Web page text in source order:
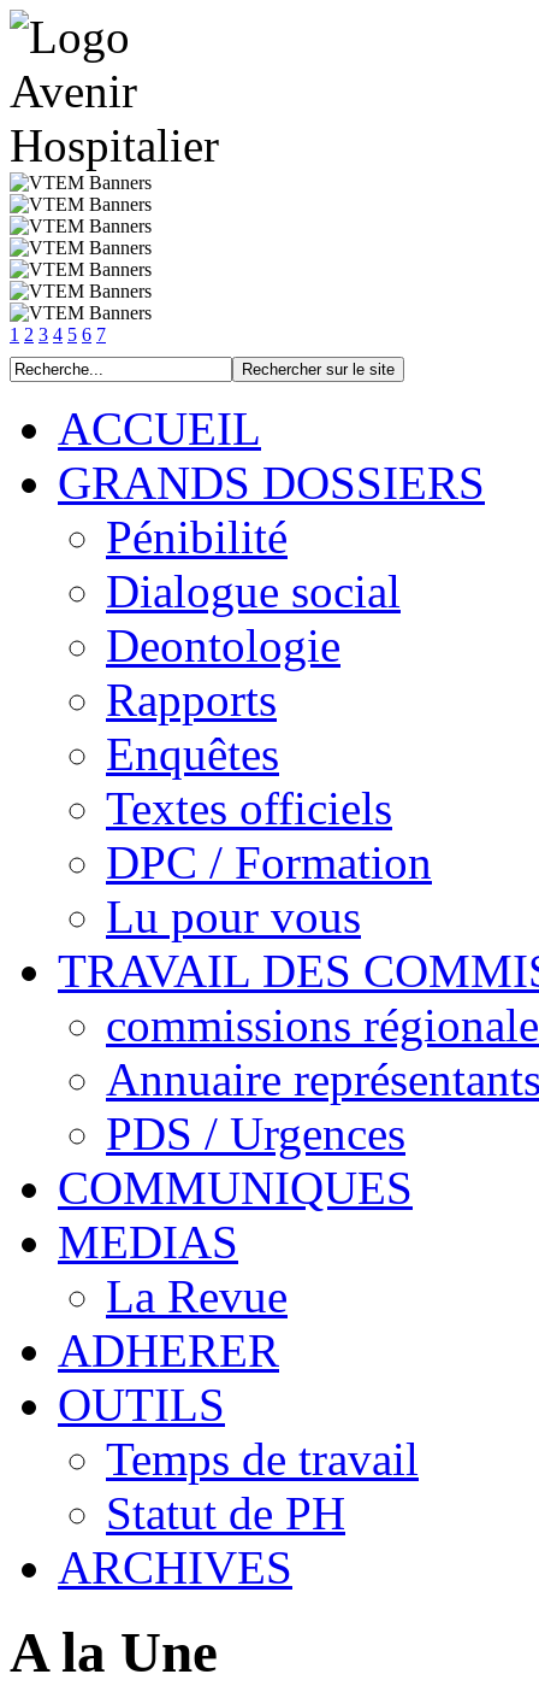
1 2 3 4 5 6 7
ACCUEIL
GRANDS DOSSIERS
Pénibilité
Dialogue social
Deontologie
Rapports
Enquêtes
Textes officiels
DPC / Formation
Lu pour vous
TRAVAIL DES
commissions
Annuaire
PDS / Urgences
COMMUNIQUES
MEDIAS
La Revue
ADHERER
OUTILS
Temps de travail
Statut de PH
ARCHIVES
A la Une